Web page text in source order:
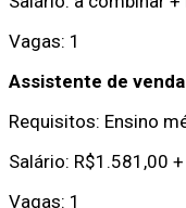
Vagas: 1
Assistente de
Requisitos: Ensino
Salário: R$1.581,00
Vagas: 1